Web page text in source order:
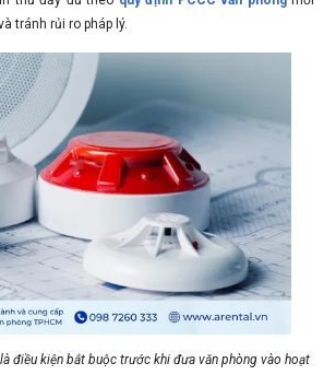
tránh rủi ro pháp lý.
điều kiện bắt buộc trước khi đưa văn phòng vào hoạt